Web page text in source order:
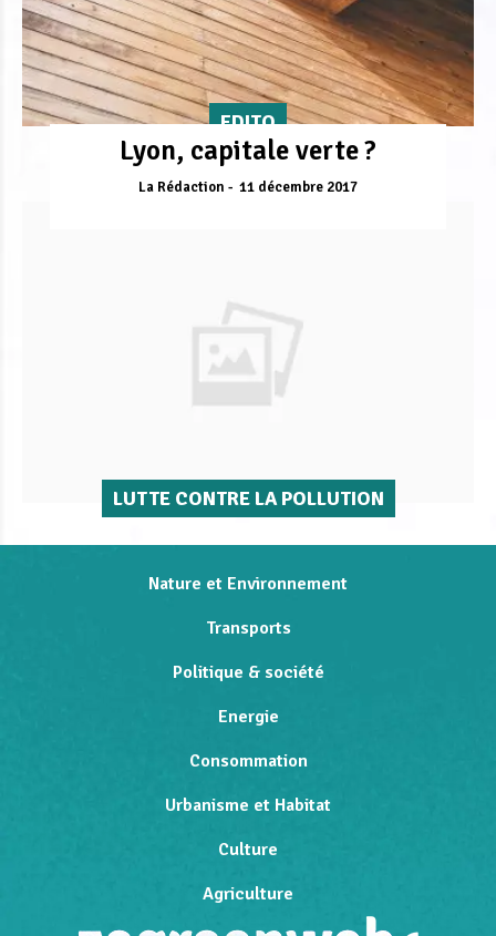
EDITO
Lyon, capitale verte ?
La Rédaction 11 décembre 2017
LUTTE CONTRE LA POLLUTION
Nature et Environnement
Transports
Politique & société
Energie
Consommation
Urbanisme et Habitat
Culture
Agriculture